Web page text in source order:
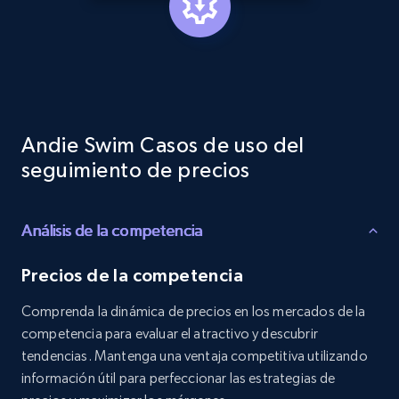
URL, Product id, Listing inventory id, Title, Rating,
URL, Product id, Listing inventory id, Title, Rating,
price, and more.
1.9K+ 323+ Comenzar ahora
Andie Swim Casos de uso del
seguimiento de precios
Análisis de la competencia
Precios de la competencia
Comprenda la dinámica de precios en los mercados de la
competencia para evaluar el atractivo y descubrir
tendencias. Mantenga una ventaja competitiva utilizando
información útil para perfeccionar las estrategias de